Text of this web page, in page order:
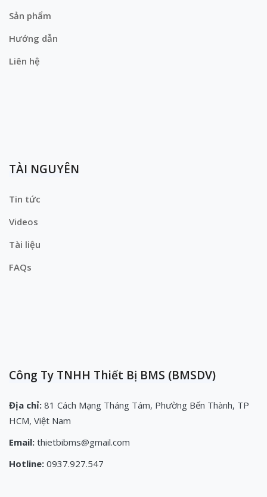
Sản phẩm
Hướng dẫn
Liên hệ
TÀI NGUYÊN
Tin tức
Videos
Tài liệu
FAQs
Công Ty TNHH Thiết Bị BMS (BMSDV)
Địa chỉ: 81 Cách Mạng Tháng Tám, Phường Bến Thành, TP
HCM, Việt Nam
Email: thietbibms@gmail.com
Hotline: 0937.927.547